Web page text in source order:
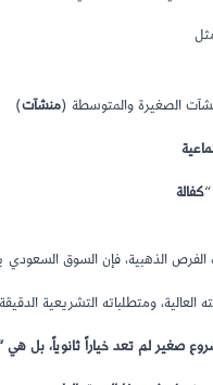
الصغيرة والمتوسطة (منشآت)
“كفالة
الفرص الذهبية، فإن السوق
العالية، ومتطلباته التشريعية
صغير لم تعد خياراً ثانوياً، بل هي